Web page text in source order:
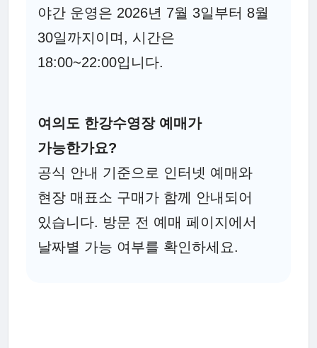
야간 운영은 2026년 7월 3일부터 8월
30일까지이며, 시간은
18:00~22:00입니다.
여의도 한강수영장 예매가
가능한가요?
공식 안내 기준으로 인터넷 예매와
현장 매표소 구매가 함께 안내되어
있습니다. 방문 전 예매 페이지에서
날짜별 가능 여부를 확인하세요.